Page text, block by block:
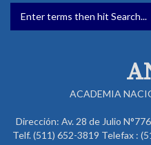
FORMULARIO
ACADEMIA
Dirección: Av. 28 de Julio
Telf. (511) 652-3819 Telefax :